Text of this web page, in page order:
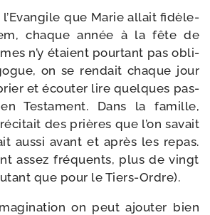
l’Evangile que Marie allait fidè­le­
chaque année à la fête de
n’y étaient pour­tant pas obli­
on se ren­dait chaque jour
et écou­ter lire quelques pas­
Testament. Dans la famille,
des prières que l’on savait
aus­si avant et après les repas.
assez fré­quents, plus de vingt
que pour le Tiers-Ordre).
on peut ajou­ter bien